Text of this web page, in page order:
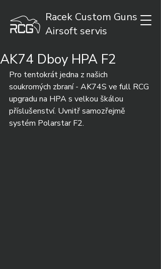
Racek Custom Guns
Airsoft servis
AK74 Dboy HPA F2
Pro tentokrát jedna z našich
soukromých zbraní - AK74S ve full RCG
upgradu na HPA s velkou škálou
příslušenství. Uvnitř samozřejmě
systém Polarstar F2.